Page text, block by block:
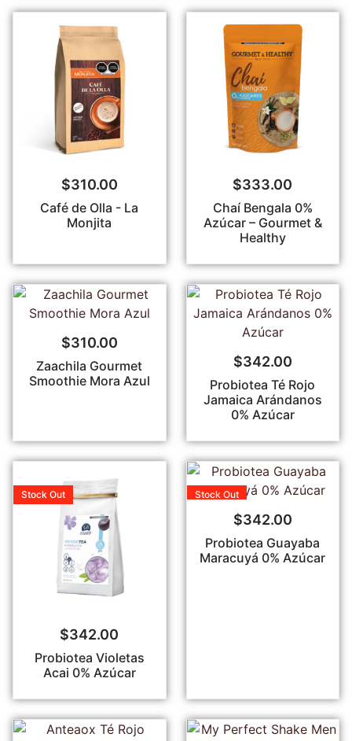
$310.00
Café de Olla - La
Monjita
$333.00
Chaí Bengala 0%
Azúcar – Gourmet &
Healthy
$310.00
Zaachila Gourmet
Smoothie Mora Azul
$342.00
Probiotea Té Rojo
Jamaica Arándanos
0% Azúcar
Stock Out
$342.00
Probiotea Violetas
Acai 0% Azúcar
Stock Out
$342.00
Probiotea Guayaba
Maracuyá 0% Azúcar